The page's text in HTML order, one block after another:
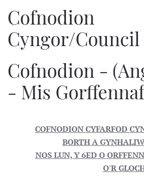
Cofnodion
Cyngor/
Cofnodion -
- Mis
COFNODION CYFARFOD
BORTH A
NOS LUN, Y 6ED O
O'R